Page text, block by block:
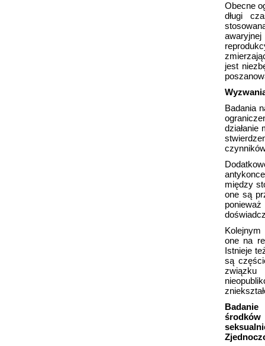
Obecne
długi
jest
Badania
działanie
między
one są
Kolejnym
one na
Istnieje
są
środków